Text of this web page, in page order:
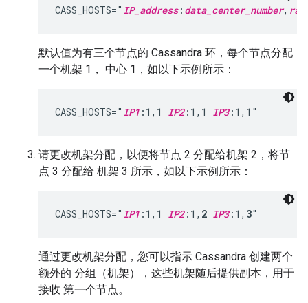
CASS_HOSTS=" IP_address: data_center_number,
默认值为有三个节点的 Cassandra 环，每个节点分配
一个机架 1， 中心 1，如以下示例所示：
CASS_HOSTS=" IP1 :1,1 IP2:1,1 IP3:1,1"
请更改机架分配，以便将节点 2 分配给机架 2，将节
点 3 分配给 机架 3 所示，如以下示例所示：
CASS_HOSTS=" IP1 :1,1 IP2:1, 2 IP3:1, 3"
通过更改机架分配，您可以指示 Cassandra 创建两个
额外的 分组（机架），这些机架随后提供副本，用于
接收 第一个节点。